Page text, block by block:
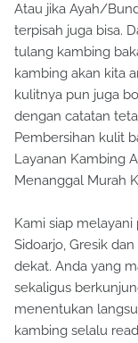
Atau jika Ayah/
terpisah juga bisa.
tulang kambing
kambing akan kita
kulitnya pun juga
dengan catatan
Pembersihan kulit
Layanan Kambing
Menanggal Murah
Kami siap
Sidoarjo, Gresik
dekat. Anda yang
sekaligus
menentukan
kambing selalu